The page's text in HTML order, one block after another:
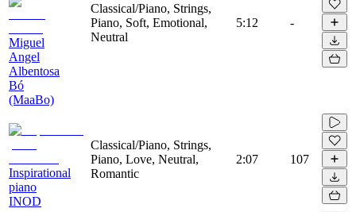
Miguel
Angel
Albentosa
Bó
(MaaBo)
Classical/Piano, Strings,
Piano, Soft, Emotional,
Neutral
5:12 -
Inspirational
piano
INOD
Classical/Piano, Strings,
Piano, Love, Neutral,
Romantic
2:07 107